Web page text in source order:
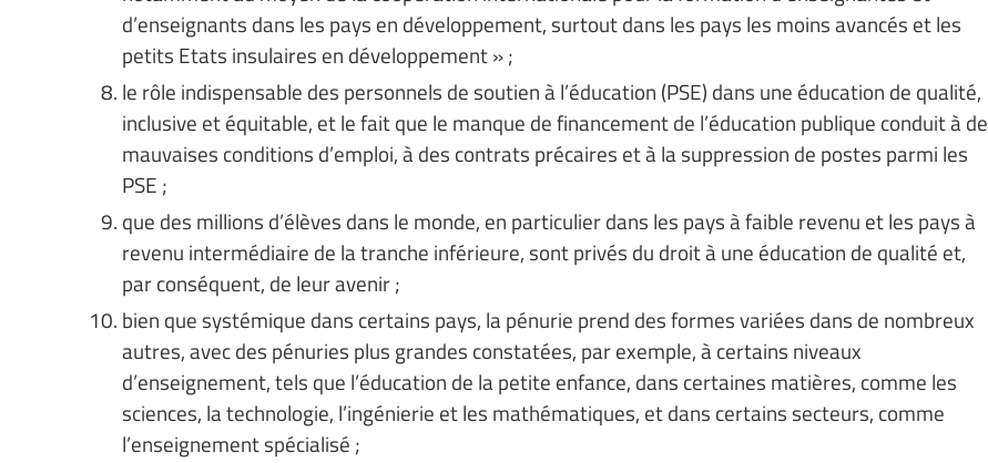
d’enseignants dans les pays en développement, surtout dans les pays les moins avancés et les
petits Etats insulaires en développement » ;
le rôle indispensable des personnels de soutien à l’éducation (PSE) dans une éducation de qualité,
inclusive et équitable, et le fait que le manque de financement de l’éducation publique conduit à de
mauvaises conditions d’emploi, à des contrats précaires et à la suppression de postes parmi les
PSE ;
que des millions d’élèves dans le monde, en particulier dans les pays à faible revenu et les pays à
revenu intermédiaire de la tranche inférieure, sont privés du droit à une éducation de qualité et,
par conséquent, de leur avenir ;
bien que systémique dans certains pays, la pénurie prend des formes variées dans de nombreux
autres, avec des pénuries plus grandes constatées, par exemple, à certains niveaux
d’enseignement, tels que l’éducation de la petite enfance, dans certaines matières, comme les
sciences, la technologie, l’ingénierie et les mathématiques, et dans certains secteurs, comme
l’enseignement spécialisé ;